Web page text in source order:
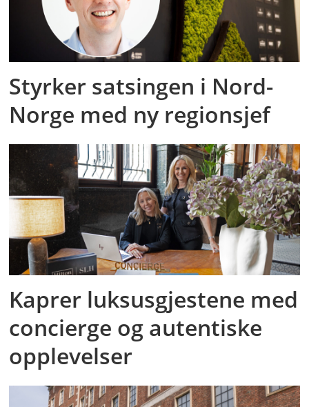
Styrker satsingen i Nord-
Norge med ny regionsjef
Kaprer luksusgjestene med
concierge og autentiske
opplevelser